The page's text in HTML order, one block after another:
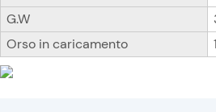
G.W
Orso in caricamento